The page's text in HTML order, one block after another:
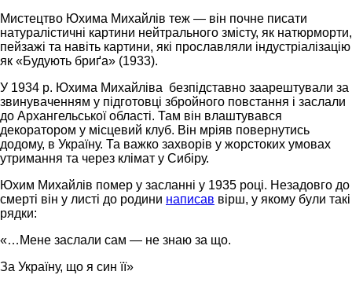
Мистецтво Юхима Михайлів теж — він почне писати
натуралістичні картини нейтрального змісту, як натюрморти,
пейзажі та навіть картини, які прославляли індустріалізацію
як «Будують бриґа» (1933).
У 1934 р. Юхима Михайліва безпідставно заарештували за
звинуваченням у підготовці збройного повстання і заслали
до Архангельської області. Там він влаштувався
декоратором у місцевий клуб. Він мріяв повернутись
додому, в Україну. Та важко захворів у жорстоких умовах
утримання та через клімат у Сибіру.
Юхим Михайлів помер у засланні у 1935 році. Незадовго до
смерті він у листі до родини написав вірш, у якому були такі
рядки:
«…Мене заслали сам — не знаю за що.
За Україну, що я син її»